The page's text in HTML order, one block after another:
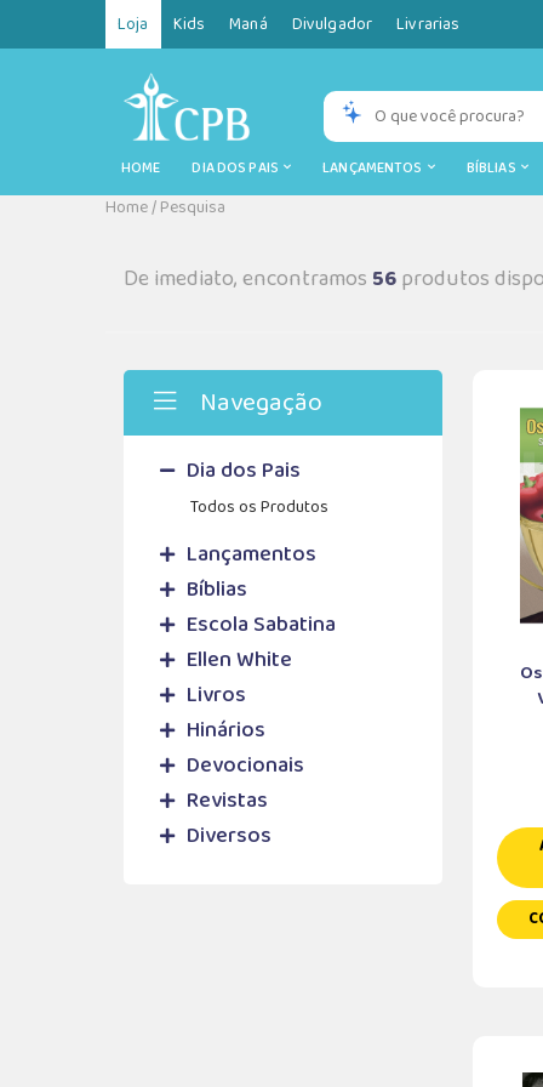
Loja Kids Maná Divulgador Livrarias
HOME DIA DOS PAIS LANÇAMENTOS BÍBLIAS
Home/Pesquisa
De imediato, encontramos 56produtos
Navegação
Dia dos Pais
Todos os Produtos
Lançamentos
Bíblias
Escola Sabatina
Ellen White
Livros
Hinários
Devocionais
Revistas
Diversos